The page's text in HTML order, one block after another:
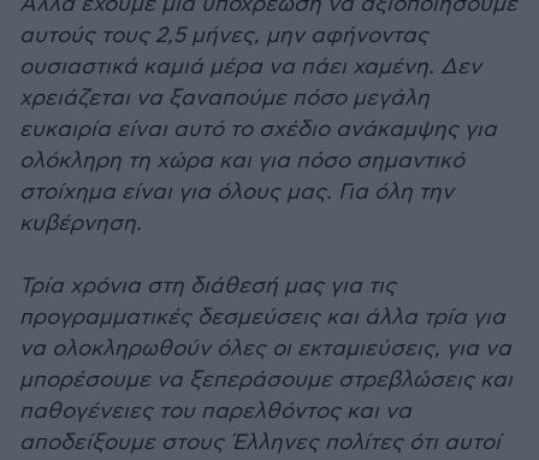
αυτούς τους 2,5 μήνες, μην αφήνοντας
ουσιαστικά καμιά μέρα να πάει χαμένη. Δεν
χρειάζεται να ξαναπούμε πόσο μεγάλη
ευκαιρία είναι αυτό το σχέδιο ανάκαμψης για
ολόκληρη τη χώρα και για πόσο σημαντικό
στοίχημα είναι για όλους μας. Για όλη την
κυβέρνηση.
Τρία χρόνια στη διάθεσή μας για τις
προγραμματικές δεσμεύσεις και άλλα τρία για
να ολοκληρωθούν όλες οι εκταμιεύσεις, για να
μπορέσουμε να ξεπεράσουμε στρεβλώσεις και
παθογένειες του παρελθόντος και να
αποδείξουμε στους Έλληνες πολίτες ότι αυτοί